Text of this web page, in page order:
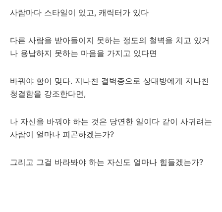
사람마다 스타일이 있고, 캐릭터가 있다
다른 사람을 받아들이지 못하는 정도의 철벽을 치고 있거
나 용납하지 못하는 마음을 가지고 있다면
바꿔야 함이 맞다. 지나친 결벽증으로 상대방에게 지나친
청결함을 강조한다면,
나 자신을 바꿔야 하는 것은 당연한 일이다 같이 사귀려는
사람이 얼마나 피곤하겠는가?
그리고 그걸 바라봐야 하는 자신도 얼마나 힘들겠는가?